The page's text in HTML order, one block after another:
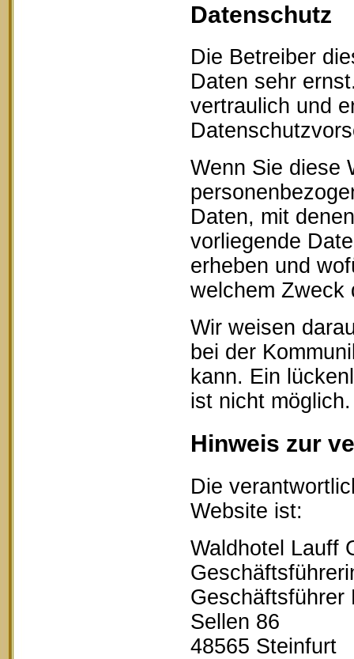
Datenschutz
Die Betreiber
Daten sehr
vertraulich und
Wenn Sie diese
Daten, mit
vorliegende
erheben und
welchem Zweck
Wir weisen
bei der
kann. Ein
ist nicht möglich.
Hinweis zur
Die
Website ist:
Waldhotel Lauff
Geschäftsführer
Sellen 86
48565 Steinfurt